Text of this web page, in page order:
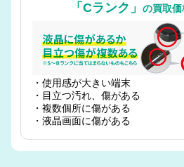
「Cランク」 の買取価
・使用感が大きい端末
・目立つ汚れ、傷がある
・複数個所に傷がある
・液晶画面に傷がある